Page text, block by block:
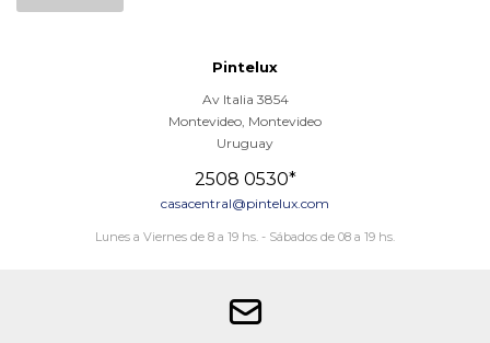
Pintelux
Av Italia 3854
Montevideo, Montevideo
Uruguay
2508 0530*
casacentral@pintelux.com
Lunes a Viernes de 8 a 19 hs. - Sábados de 08 a 19 hs.